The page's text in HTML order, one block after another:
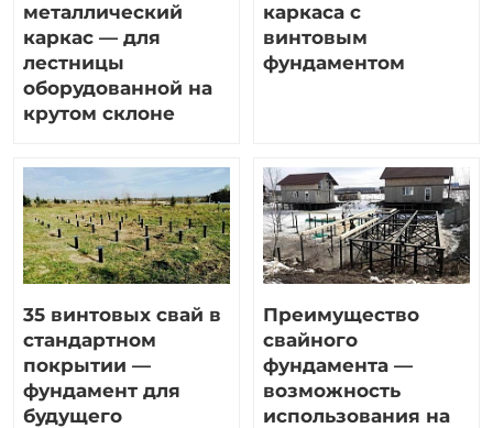
металлический
каркас — для
лестницы
оборудованной на
крутом склоне
каркаса с
винтовым
фундаментом
35 винтовых свай в
стандартном
покрытии —
фундамент для
будущего
Преимущество
свайного
фундамента —
возможность
использования на